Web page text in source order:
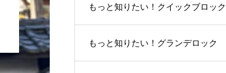
もっと知りたい！クイックブロック
もっと知りたい！グランデロック